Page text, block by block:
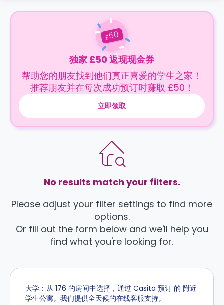
£50
独家 £50 返现现金券
帮助您的朋友找到他们真正喜爱的学生之家！
推荐朋友并在每次成功预订时赚取 £50！
立即领取
No results match your filters.
Please adjust your filter settings to find more
options.
Or fill out the form below and we'll help you
find what you're looking for.
大学：从 176 的房间中选择，通过 Casita 预订 的 附近
学生公寓。我们提供全天候的在线客服支持。